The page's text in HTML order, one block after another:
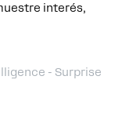
interés,
- Surprise